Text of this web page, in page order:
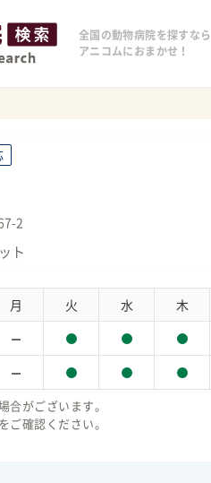
全国の動物病院を探すなら
アニコムにおまかせ！
2
ト
月 火 水 木
合がございます。
ご確認ください。